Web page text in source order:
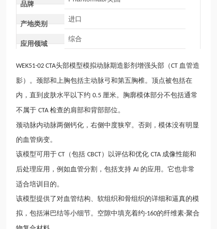
品牌
产地类别
进口
应用领域
综合
WEK51-02 CTA头部模型模拟动脉期造影剂增强头部（CT 血管造
影）。颈部和上胸包括主动脉弓和第五胸椎。顶点被包括在
内，直到皮肤水平以下约0.5 厘米。胸廓模体部分不包括通常
不属于CTA检查的肩部和背部部位。
颈动脉内动脉两侧钙化，右侧中度狭窄。否则，模体没有明显
的血管病变。
该模型可用于 CT （包括CBCT）以评估和优化CTA 成像性能和
后处理应用，例如血管分割，包括支持AI 的应用。它也非常
适合培训目的。
该模型提供了对血管结构、软组织和骨组织的详细和逼真的模
拟，包括淋巴结等小细节。空隙中填充着约-160的纤维素-聚合